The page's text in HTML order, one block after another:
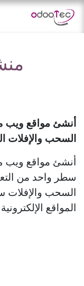
تخطي للذهاب
أنشئ مواقع ويب
السحب والإفلات
أنشئ مواقع ويب
سطر واحد من
السحب والإفلات
المواقع